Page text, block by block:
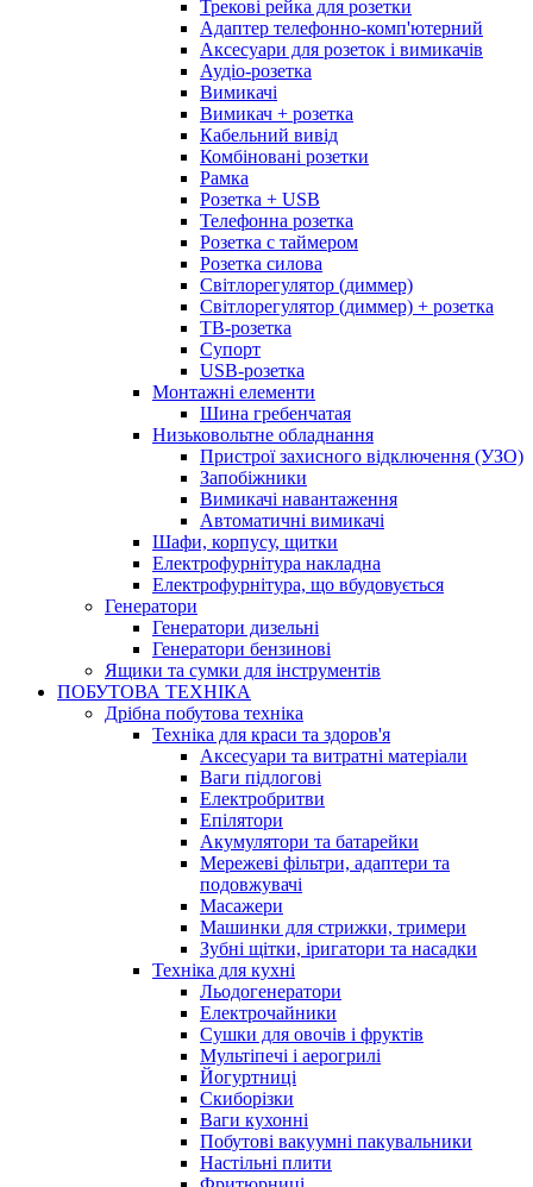
Трекові рейка для розетки
Адаптер телефонно-комп'ютерний
Аксесуари для розеток і вимикачів
Аудіо-розетка
Вимикачі
Вимикач + розетка
Кабельний вивід
Комбіновані розетки
Рамка
Розетка + USB
Телефонна розетка
Розетка с таймером
Розетка силова
Світлорегулятор (диммер)
Світлорегулятор (диммер) + розетка
ТВ-розетка
Супорт
USB-розетка
Монтажні елементи
Шина гребенчатая
Низьковольтне обладнання
Пристрої захисного відключення (УЗО)
Запобіжники
Вимикачі навантаження
Автоматичні вимикачі
Шафи, корпусу, щитки
Електрофурнітура накладна
Електрофурнітура, що вбудовується
Генератори
Генератори дизельні
Генератори бензинові
Ящики та сумки для інструментів
ПОБУТОВА ТЕХНІКА
Дрібна побутова техніка
Техніка для краси та здоров'я
Аксесуари та витратні матеріали
Ваги підлогові
Електробритви
Епілятори
Акумулятори та батарейки
Мережеві фільтри, адаптери та
подовжувачі
Масажери
Машинки для стрижки, тримери
Зубні щітки, іригатори та насадки
Техніка для кухні
Льодогенератори
Електрочайники
Сушки для овочів і фруктів
Мультіпечі і аерогрилі
Йогуртниці
Скиборізки
Ваги кухонні
Побутові вакуумні пакувальники
Настільні плити